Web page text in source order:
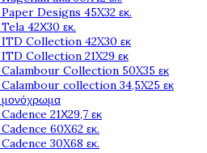
Paper Designs 45X32 εκ.
Tela 42Χ30 εκ.
ITD Collection 42X30 εκ
ITD Collection 21X29 εκ
Calambour Collection 50X35 εκ
Calambour collection 34,5X25 εκ
μονόχρωμα
Cadence 21Χ29,7 εκ
Cadence 60X62 εκ.
Cadence 30X68 εκ.